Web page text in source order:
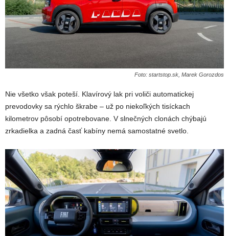
Foto: startstop.sk, Marek Gorozdos
Nie všetko však poteší. Klavírový lak pri voliči automatickej
prevodovky sa rýchlo škrabe – už po niekoľkých tisíckach
kilometrov pôsobí opotrebovane. V slnečných clonách chýbajú
zrkadielka a zadná časť kabíny nemá samostatné svetlo.